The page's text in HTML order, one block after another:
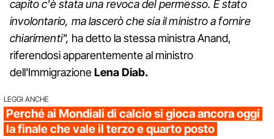
capito c'è stata una revoca del permesso. È stato
involontario, ma lascerò che sia il ministro a fornire
chiarimenti", ha detto la stessa ministra Anand,
riferendosi apparentemente al ministro
dell'ImmigrazioneLena Diab.
LEGGI ANCHE
Perché ai Mondiali di calcio si gioca ancora oggi
la finale che vale il terzo e quarto posto